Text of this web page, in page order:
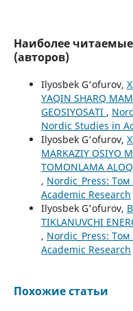
Наиболее читаемые
(авторов)
Ilyosbek G'ofurov,
YAQIN SHARQ
GEOSIYOSATI ,
Nordic Studies in
Ilyosbek G'ofurov,
MARKAZIY OSIYO
TOMONLAMA
, Nordic_Press:
Academic Research
Ilyosbek G'ofurov,
TIKLANUVCHI
, Nordic_Press:
Academic Research
Похожие статьи